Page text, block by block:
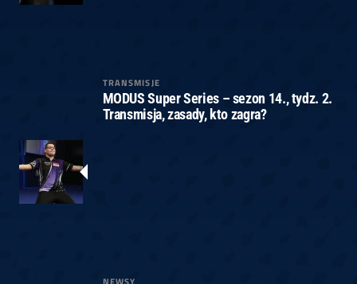
TRANSMISJE
MODUS Super Series – sezon 14., tydz. 2.
Transmisja, zasady, kto zagra?
NEWSY